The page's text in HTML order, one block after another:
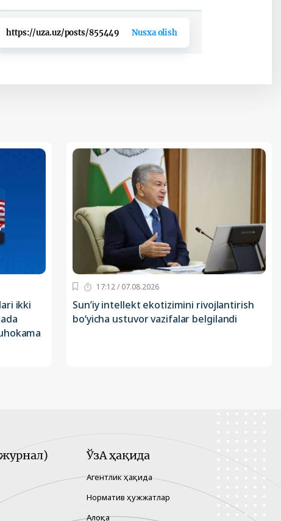
https://uza.uz/posts/855449 Nusxa olish
ikki
17:12 / 07.08.2026
Sun’iy intellekt ekotizimini rivojlantirish
bo‘yicha ustuvor vazifalar belgilandi
ЎзА ҳақида
Агентлик ҳақида
Норматив ҳужжатлар
Алоқа